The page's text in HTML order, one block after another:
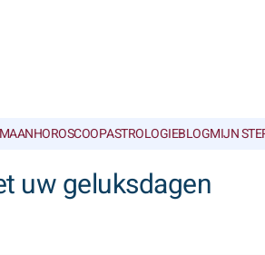
MAANHOROSCOOPASTROLOGIEBLOGMIJN
uw geluksdagen